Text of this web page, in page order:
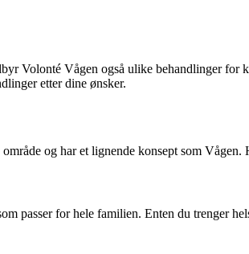
Volonté Vågen også ulike behandlinger for
etter dine ønsker.
og har et lignende konsept som
passer for hele familien. Enten du trenger